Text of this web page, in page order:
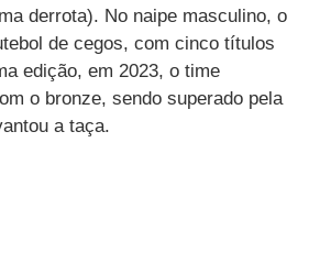
derrota). No naipe masculino, o
de cegos, com cinco títulos
edição, em 2023, o time
o bronze, sendo superado pela
a taça.